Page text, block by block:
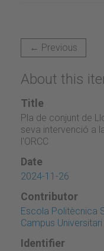
← Previous
About this
Title
Pla de conjunt de
seva intervenció a
l'ORCC
Date
2024-11-26
Contributor
Escola Politècnica
Campus
Identifier